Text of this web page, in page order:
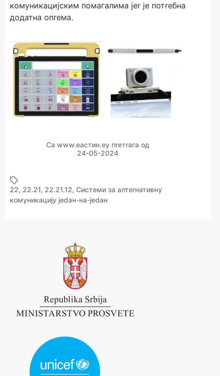
комуникацијским помагалима јer јe потreбна
додатна опreма.
Са www.eастин.eу пreтrага од
24-05-2024
22, 22.21, 22.21.12, Систeми за алтerнативну
комуникацију јedан-на-јedан